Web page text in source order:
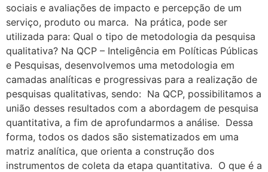
sociais e avaliações de impacto e percepção de um
serviço, produto ou marca. Na prática, pode ser
utilizada para: Qual o tipo de metodologia da pesquisa
qualitativa? Na QCP – Inteligência em Políticas Públicas
e Pesquisas, desenvolvemos uma metodologia em
camadas analíticas e progressivas para a realização de
pesquisas qualitativas, sendo: Na QCP, possibilitamos a
união desses resultados com a abordagem de pesquisa
quantitativa, a fim de aprofundarmos a análise. Dessa
forma, todos os dados são sistematizados em uma
matriz analítica, que orienta a construção dos
instrumentos de coleta da etapa quantitativa. O que é a